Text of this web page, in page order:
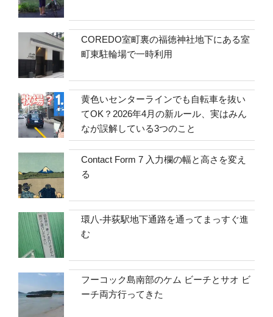
COREDO室町裏の福徳神社地下にある室
町東駐輪場で一時利用
黄色いセンターラインでも自転車を抜い
てOK？2026年4月の新ルール、実はみん
なが誤解している3つのこと
Contact Form 7 入力欄の幅と高さを変え
る
環八-井荻駅地下通路を通ってまっすぐ進
む
フーコック島南部のケム ビーチとサオ ビ
ーチ両方行ってきた